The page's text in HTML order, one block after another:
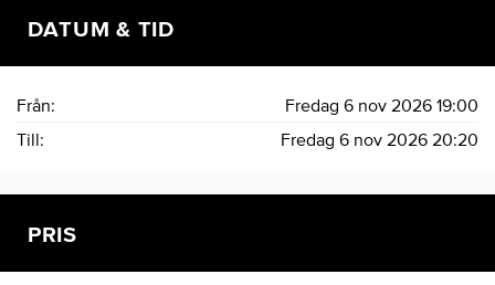
DATUM & TID
Från: Fredag 6 nov 2026 19:00
Till:
Fredag 6 nov 2026 20:20
PRIS